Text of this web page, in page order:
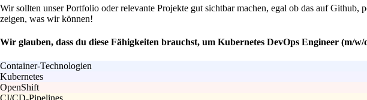
Wir sollten unser Portfolio oder relevante Projekte gut sichtbar machen, egal ob das auf
zeigen, was wir können!
Wir glauben, dass du diese Fähigkeiten brauchst, um Kubernetes DevOps Engineer (m/
Container-Technologien
Kubernetes
OpenShift
CI/CD-Pipelines